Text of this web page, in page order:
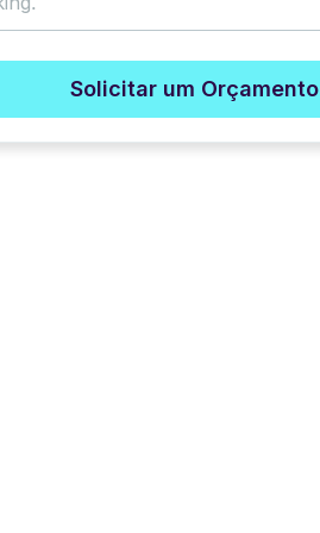
Solicitar um Orçamento